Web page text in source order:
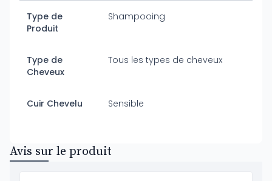
Type de
Produit
Shampooing
Type de
Cheveux
Tous les types de cheveux
Cuir Chevelu Sensible
Avis sur le produit